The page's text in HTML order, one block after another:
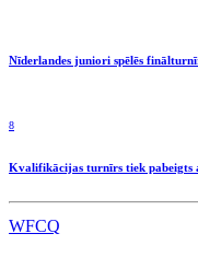
Nīderlandes juniori spēlēs
8
Kvalifikācijas turnīrs tiek pabeigts
WFCQ